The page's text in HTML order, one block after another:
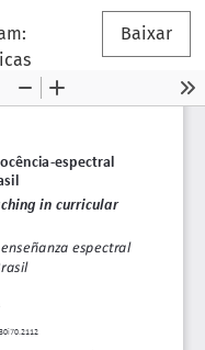
Baixar